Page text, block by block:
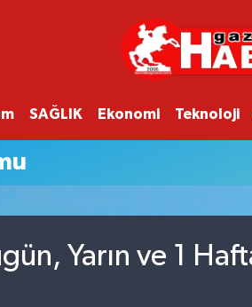
SAĞLIK Ekonomi Teknoloji
Yarın ve 1